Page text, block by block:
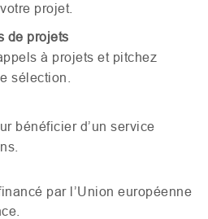
projet.
de projets
à projets et pitchez
sélection.
bénéficier d’un service
par l’Union européenne